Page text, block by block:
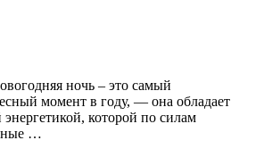
ночь – это самый
момент в году, — она обладает
которой по силам
…